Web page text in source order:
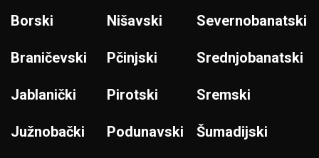
Borski
Braničevski
Jablanički
Južnobački
Nišavski
Pčinjski
Pirotski
Podunavski
Severnobanatski
Srednjobanatski
Sremski
Šumadijski